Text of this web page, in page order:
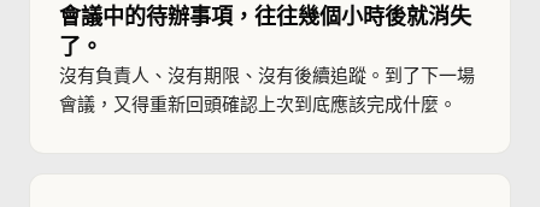
會議中的待辦事項，往往幾個小時後就消失
了。
沒有負責人、沒有期限、沒有後續追蹤。到了下一場
會議，又得重新回頭確認上次到底應該完成什麼。